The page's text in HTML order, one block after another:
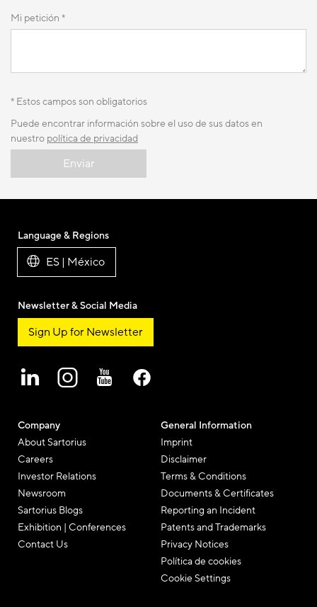
Mi petición *
* Estos campos son obligatorios
Puede encontrar información sobre el uso de sus datos en
nuestro política de privacidad
Enviar
Company
About Sartorius
Careers
Investor Relations
Newsroom
Sartorius Blogs
Exhibition | Conferences
Contact Us
General Information
Imprint
Disclaimer
Terms & Conditions
Documents & Certificates
Reporting an Incident
Patents and Trademarks
Privacy Notices
Política de cookies
Cookie Settings
Language & Regions
ES | México
Newsletter & Social Media
Sign Up for Newsletter